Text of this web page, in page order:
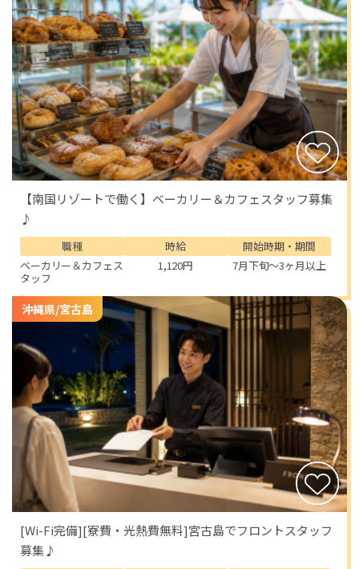
【南国リゾートで働く】ベーカリー＆カフェスタッフ募集
♪
職種
ベーカリー＆カフェス
タッフ
時給
1,120円
開始時期・期間
7月下旬～3ヶ月以上
沖縄県/宮古島
[Wi-Fi完備][寮費・光熱費無料]宮古島でフロントスタッフ
募集♪